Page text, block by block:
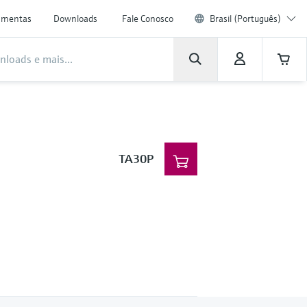
Downloads Fale Conosco Brasil (Português)
TA30P